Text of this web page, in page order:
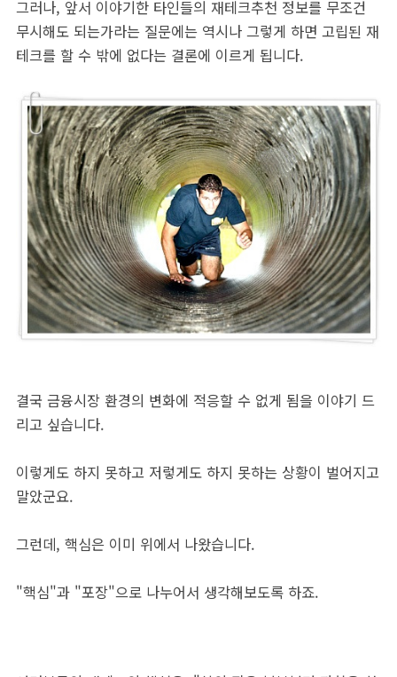
그러나, 앞서 이야기한 타인들의 재테크추천 정보를 무조건
무시해도 되는가라는 질문에는 역시나 그렇게 하면 고립된 재
테크를 할 수 밖에 없다는 결론에 이르게 됩니다.
결국 금융시장 환경의 변화에 적응할 수 없게 됨을 이야기 드
리고 싶습니다.
이렇게도 하지 못하고 저렇게도 하지 못하는 상황이 벌어지고
말았군요.
그런데, 핵심은 이미 위에서 나왔습니다.
"핵심"과 "포장"으로 나누어서 생각해보도록 하죠.